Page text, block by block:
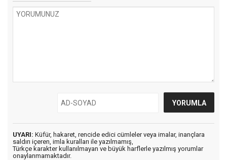
UYARI: Küfür, hakaret, rencide edici cümleler veya imalar, inançlara
saldırı içeren, imla kuralları ile yazılmamış,
Türkçe karakter kullanılmayan ve büyük harflerle yazılmış yorumlar
onaylanmamaktadır.